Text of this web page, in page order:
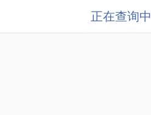
正在查询中